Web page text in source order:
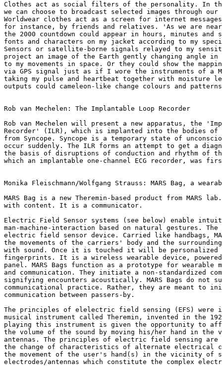
Clothes act as social filters of the personality. In
we can choose to broadcast selected images through
Worldwear clothes act as a screen for internet
for instance, by friends and relatives. 'As we are
the 2000 countdown could appear in hours, minutes
fonts and characters on my jacket according to my
Sensors or satellite-borne signals relayed to my
project an image of the Earth gently changing angle in
to my movements in space. Or they could show the
via GPS signal just as if I wore the instruments of a
taking my pulse and heartbeat together with moisture
outputs could cameleon-like change colours and
Rob van Mechelen: The Implantable Loop Recorder
Rob van Mechelen will present a new apparatus, the
Recorder' (ILR), which is implanted into the bodies
from Syncope. Syncope is a temporary state of
occur suddenly. The ILR forms an attempt to get a
the basis of disruptions of conduction and rhythm of
which an implantable one-channel ECG recorder, was
Monika Fleischmann/Wolfgang Strauss: MARS Bag, a
MARS Bag is a new Theremin-based product from
with content. It is a communicator.
Electric Field Sensor systems (see below) enable
man-machine-interaction based on natural gestures. The
electric field sensor device. Carried like handbags,
the movements of the carriers' body and the
with sound. Once it is touched it will be
fingerprints. It is a wireless wearable device,
panel. MARS Bags function as a prototype for wearable
and communication. They initiate a non-standardized
signifying encounters acoustically. MARS Bags do not
communicational practice. Rather, they are meant to
communication between passers-by.
The principles of elelectric field sensing (EFS)
musical instrument called Theremin, invented in the
playing this instrument is given the opportunity to
the volume of the sound by moving his/her hand in
antennas. The principles of electric field sensing are
the change of characteristics of alternate electrical
the movement of the user's hand(s) in the vicinity of
electrodes/antennas which constitute the complex